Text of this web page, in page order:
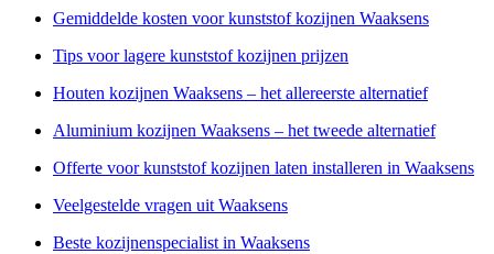
Gemiddelde kosten voor kunststof kozijnen Waaksens
Tips voor lagere kunststof kozijnen prijzen
Houten kozijnen Waaksens – het allereerste alternatief
Aluminium kozijnen Waaksens – het tweede alternatief
Offerte voor kunststof kozijnen laten installeren in Waaksens
Veelgestelde vragen uit Waaksens
Beste kozijnenspecialist in Waaksens